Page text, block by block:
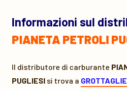
Informazioni sul
PIANETA PETROLI
Il distributore di carburante
PUGLIESI si trova a GROTTAGLIE